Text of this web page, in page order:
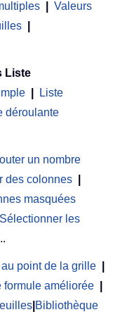
Valeurs
Liste
Liste
déroulante
un nombre
des colonnes
masquées
Sélectionner les
au point de la grille
formule améliorée
Bibliothèque